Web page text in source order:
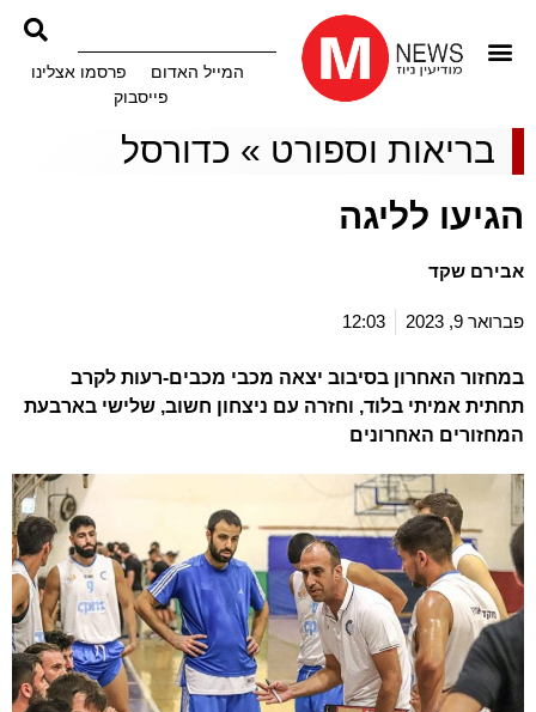
המייל האדום
פרסמו אצלינו
פייסבוק
בריאות וספורט » כדורסל
הגיעו לליגה
אבירם שקד
פברואר 9, 2023 12:03
במחזור האחרון בסיבוב יצאה מכבי מכבים-רעות לקרב
תחתית אמיתי בלוד, וחזרה עם ניצחון חשוב, שלישי בארבעת
המחזורים האחרונים